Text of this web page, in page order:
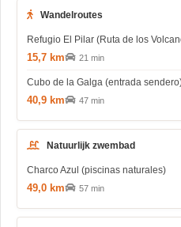
Wandelroutes
Refugio El Pilar (Ruta de los
15,7 km 21 min
Cubo de la Galga (entrada
40,9 km 47 min
Natuurlijk zwembad
Charco Azul (piscinas naturales)
49,0 km 57 min